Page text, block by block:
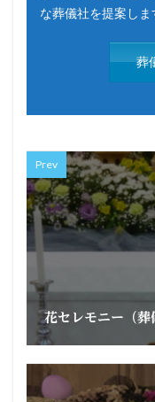
な葬儀社を提案しま
葬
Prev
花セレモニー（葬